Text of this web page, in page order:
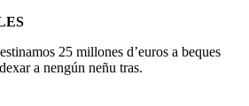
25 millones d’euros a beques
a nengún neñu tras.